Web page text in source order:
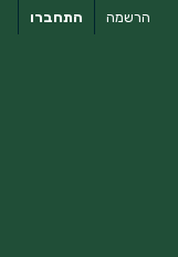
התחברו הרשמה